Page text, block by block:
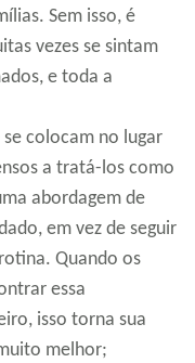
Sem isso, é
vezes se sintam
e toda a
colocam no lugar
a tratá-los como
abordagem de
em vez de seguir
Quando os
essa
isso torna sua
melhor;